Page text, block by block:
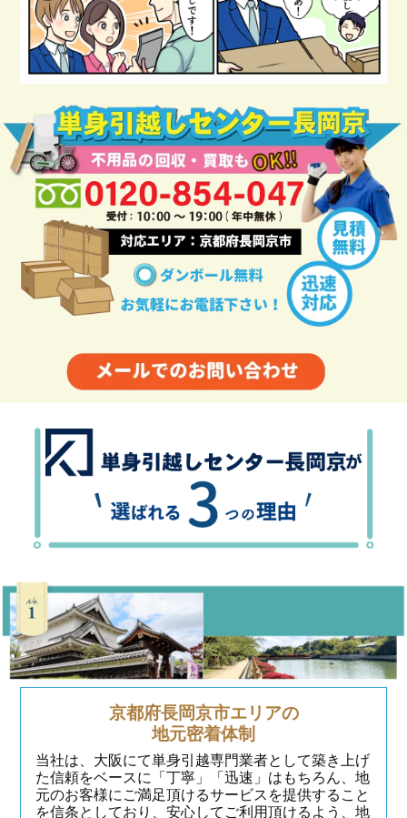
京都府長岡京市エリアの
地元密着体制
当社は、大阪にて単身引越専門業者として築き上げ
た信頼をベースに「丁寧」「迅速」はもちろん、地
元のお客様にご満足頂けるサービスを提供すること
を信条としており、安心してご利用頂けるよう、地